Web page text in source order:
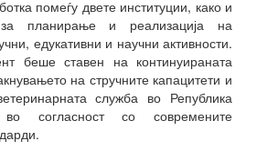
помеѓу двете институции, како и
за планирање и реализација на
едукативни и научни активности.
беше ставен на континуираната
на стручните капацитети и
служба во Република
во согласност со современите